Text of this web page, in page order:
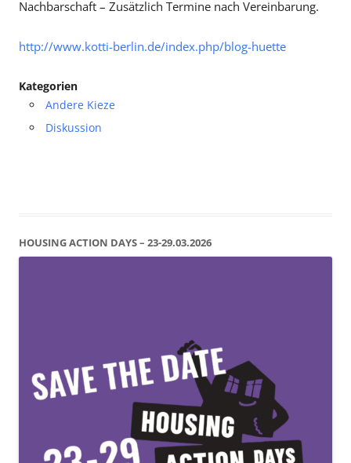
Nachbarschaft – Zusätzlich Termine nach Vereinbarung.
http://www.kotti-berlin.de/index.php/blog-huette
Kategorien
Andere Kieze
Diskussion
HOUSING ACTION DAYS – 23-29.03.2026